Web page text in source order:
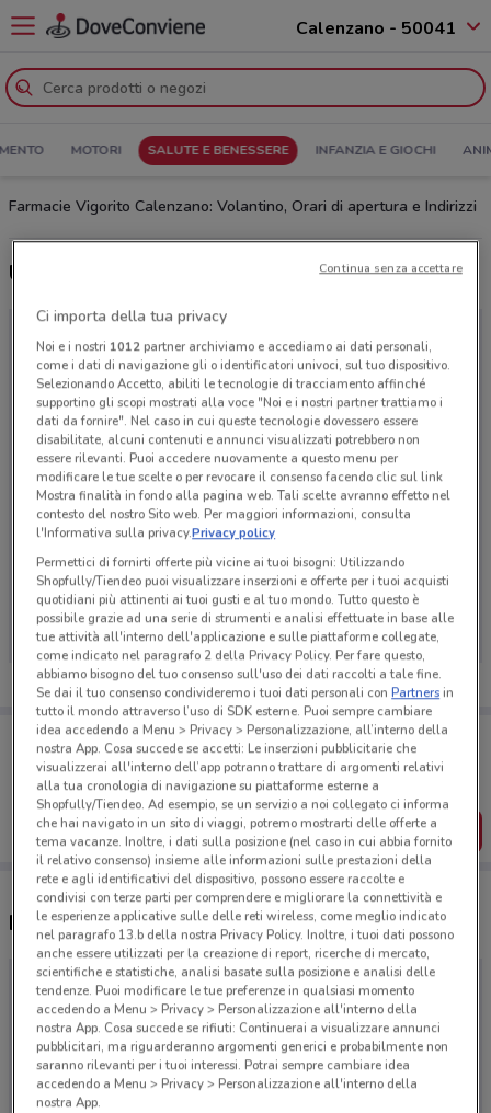
Calenzano - 50041
MOTORI SALUTE E BENESSERE INFANZIA E GIOCHI
Farmacie Vigorito Calenzano: Volantino, Orari di apertura e Indirizzi
Ultime offerte del volantino Farmacie Vigorito
Ci dispiace, al momento non abbiamo pubblicato
volantini nella tua zona. Riprova più tardi.
Porta DoveConviene sempre con te!
Puoi trovare le migliori offerte dei negozi vicino a te,
salvarle e creare la tua lista del risparmio, comodamente
dal tuo cellulare.
SCARICA L’APP
Negozi Farmacie Vigorito a Calenzano
Ci importa della tua privacy
Noi e i nostri 1012partner archiviamo e accediamo ai dati personali,
come i dati di navigazione gli o identificatori univoci, sul tuo dispositivo.
Selezionando Accetto, abiliti le tecnologie di tracciamento affinché
supportino gli scopi mostrati alla voce "Noi e i nostri partner trattiamo i
dati da fornire". Nel caso in cui queste tecnologie dovessero essere
disabilitate, alcuni contenuti e annunci visualizzati potrebbero non
essere rilevanti. Puoi accedere nuovamente a questo menu per
modificare le tue scelte o per revocare il consenso facendo clic sul link
Mostra finalità in fondo alla pagina web. Tali scelte avranno effetto nel
contesto del nostro Sito web. Per maggiori informazioni, consulta
l'Informativa sulla privacy.Privacy policy
Permettici di fornirti offerte più vicine ai tuoi bisogni: Utilizzando
Shopfully/Tiendeo puoi visualizzare inserzioni e offerte per i tuoi acquisti
quotidiani più attinenti ai tuoi gusti e al tuo mondo. Tutto questo è
possibile grazie ad una serie di strumenti e analisi effettuate in base alle
tue attività all'interno dell'applicazione e sulle piattaforme collegate,
come indicato nel paragrafo 2 della Privacy Policy. Per fare questo,
abbiamo bisogno del tuo consenso sull'uso dei dati raccolti a tale fine.
Se dai il tuo consenso condivideremo i tuoi dati personali conPartnersin
tutto il mondo attraverso l’uso di SDK esterne. Puoi sempre cambiare
idea accedendo a Menu > Privacy > Personalizzazione, all’interno della
nostra App. Cosa succede se accetti: Le inserzioni pubblicitarie che
visualizzerai all'interno dell’app potranno trattare di argomenti relativi
alla tua cronologia di navigazione su piattaforme esterne a
Shopfully/Tiendeo. Ad esempio, se un servizio a noi collegato ci informa
che hai navigato in un sito di viaggi, potremo mostrarti delle offerte a
tema vacanze. Inoltre, i dati sulla posizione (nel caso in cui abbia fornito
il relativo consenso) insieme alle informazioni sulle prestazioni della
rete e agli identificativi del dispositivo, possono essere raccolte e
condivisi con terze parti per comprendere e migliorare la connettività e
le esperienze applicative sulle delle reti wireless, come meglio indicato
nel paragrafo 13.b della nostra Privacy Policy. Inoltre, i tuoi dati possono
anche essere utilizzati per la creazione di report, ricerche di mercato,
scientifiche e statistiche, analisi basate sulla posizione e analisi delle
tendenze. Puoi modificare le tue preferenze in qualsiasi momento
accedendo a Menu > Privacy > Personalizzazione all'interno della
nostra App. Cosa succede se rifiuti: Continuerai a visualizzare annunci
pubblicitari, ma riguarderanno argomenti generici e probabilmente non
saranno rilevanti per i tuoi interessi. Potrai sempre cambiare idea
accedendo a Menu > Privacy > Personalizzazione all'interno della
nostra App.
Continua senza accettare